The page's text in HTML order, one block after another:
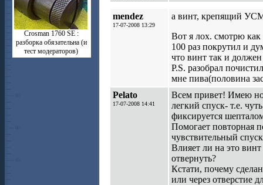
Crosman 1760 SE :
разборка обязательна (и
тест модераторов)
mendez
17-07-2008 13:29
а винт, крепящий
Вот я лох. смотрю
100 раз покрутил и
что винт так и
P.S. разобрал
мне пива(половина
Pelato
17-07-2008 14:41
Всем привет! Имею
легкий спуск- т.е.
фиксируется
Помогает повторная
чувствительный
Влияет ли на это
отвернуть?
Кстати, почему
или через отверстие